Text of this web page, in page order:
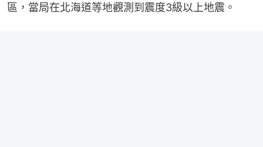
區，當局在北海道等地觀測到震度3級以上地震。